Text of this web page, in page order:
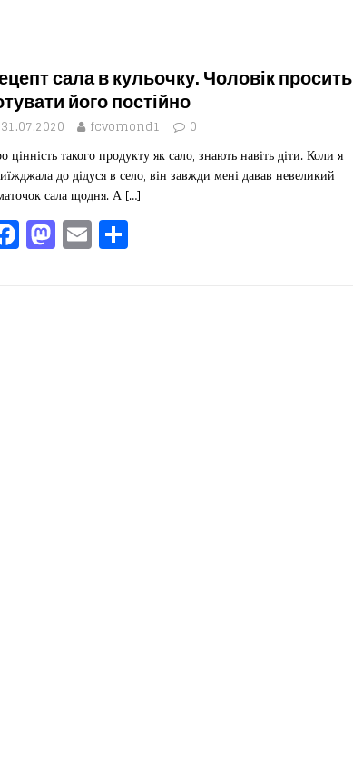
сала в кульочку. Чоловік просить
його постійно
31.07.2020 fcvomond1 0
цінність такого продукту як сало, знають навіть діти. Коли я
до дідуся в село, він завжди мені давав невеликий
сала щодня. А […]
F
a
M
a
E
m